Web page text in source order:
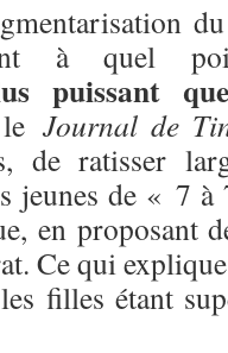
à quel
puissant
Journal de
de ratisser
jeunes de « 7 à
en proposant
Ce qui
filles étant